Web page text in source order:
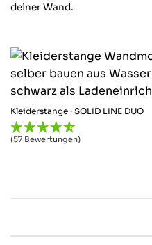
deiner Wand.
Kleiderstange · SOLID LINE DUO
(57 Bewertungen)